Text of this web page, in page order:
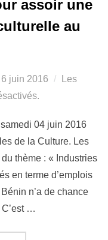
assoir une
au
6 juin 2016
Les
04 juin 2016
de la Culture. Les
thème : « Industries
en terme d’emplois
n’a de chance
…